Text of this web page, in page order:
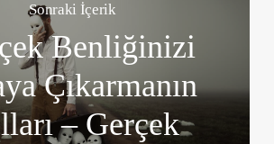
Sonraki İçerik
Benliğinizi
Çıkarmanın
– Gerçek